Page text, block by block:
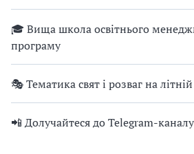
🎓 Вища школа освітнього
програму
🎭 Тематика свят і розваг на
📲 Долучайтеся до Telegram-